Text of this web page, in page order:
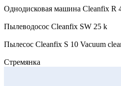
Однодисковая машина Cleanfix R
Пылеводосос Cleanfix SW 25 k
Пылесос Cleanfix S 10 Vacuum
Cтремянка